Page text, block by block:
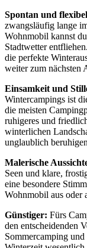
Spontan und
zwangsläufig lange
Wohnmobil kannst
Stadtwetter
die perfekte
weiter zum nächsten
Einsamkeit und
Wintercampings ist
die meisten
ruhigeres und
winterlichen
unglaublich
Malerische
Seen und klare,
eine besondere
Wohnmobil aus oder
Günstiger: Fürs
den entscheidenden
Sommercamping